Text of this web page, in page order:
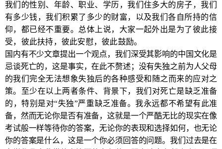
我们的性别、年龄、职业、学历，我们住多大的房子，我们
有多少钱，我们积累了多少的财富，以及我们各自所持的信
仰，都已经不重要。总体上说，大家一起外出是为了彼此接
受，彼此扶持，彼此安慰，彼此鼓励。
国内有不少文章提出一个观点，我们深受其影响的中国文化是
忌谈死亡的，这是事实，在此不赘述；没有失独之前为人父母
的我们完全无法想象失独后的各种感受和随之而来的应对之
策。至少在以上两者条件、背景下，我们对死亡是缺乏准备
的，特别是对“失独”严重缺乏准备。我永远都不希望有此准
备，然而无论你是否有准备，这就是一个严酷无比的现实在像
考试般一样等待你的答案，无论你的表现和选择如何，也无论
你的答案是什么，这是一个你必须回答的问题。我们过去是在